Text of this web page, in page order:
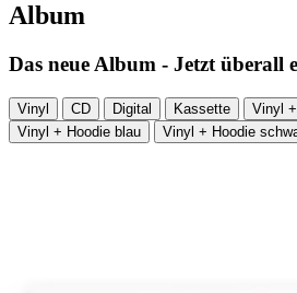
Album
Das neue Album - Jetzt überall
Vinyl CD Digital Kassette
Vinyl
Vinyl + Hoodie blau
Vinyl + Hoodie